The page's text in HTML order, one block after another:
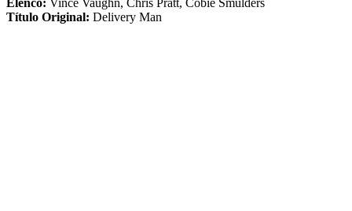
Título Original: Delivery Man